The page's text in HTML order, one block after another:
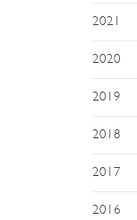
2021
2020
2019
2018
2017
2016